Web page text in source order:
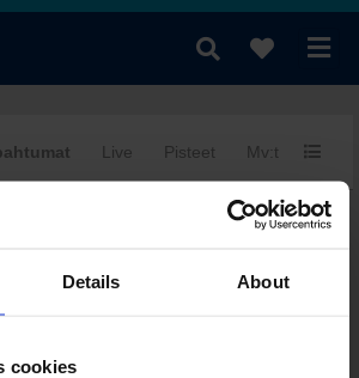
Details About
cookies
Live Pisteet Mv:t